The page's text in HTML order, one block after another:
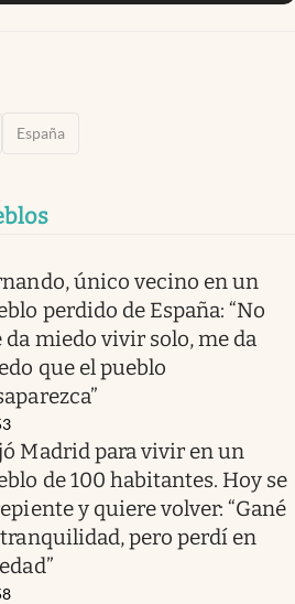
España
único vecino en un
perdido de España: “No
da miedo vivir solo, me da
que el pueblo
Madrid para vivir en un
de 100 habitantes. Hoy se
y quiere volver: “Gané
pero perdí en